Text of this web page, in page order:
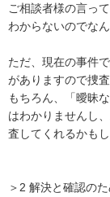
ご相談者様の言っ
わからないのでな
ただ、現在の事件
がありますので捜
もちろん、「曖昧
はわかりませんし
査してくれるかもし
＞2 解決と確認の